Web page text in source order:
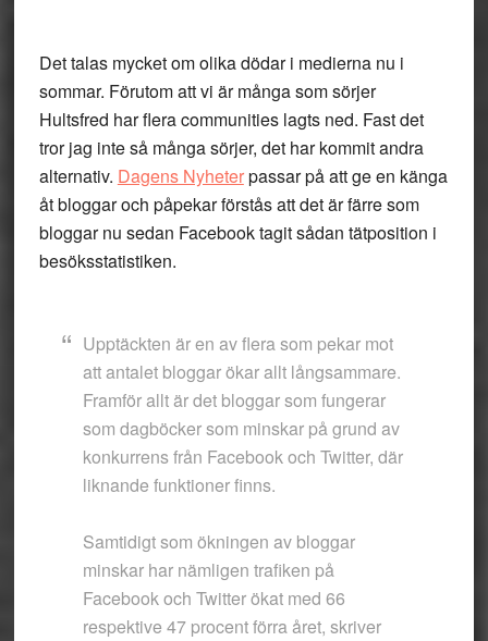
Det talas mycket om olika dödar i medierna nu i
sommar. Förutom att vi är många som sörjer
Hultsfred har flera communities lagts ned. Fast det
tror jag inte så många sörjer, det har kommit andra
alternativ. Dagens Nyheterpassar på att ge en känga
åt bloggar och påpekar förstås att det är färre som
bloggar nu sedan Facebook tagit sådan tätposition i
besöksstatistiken.
Upptäckten är en av flera som pekar mot
att antalet bloggar ökar allt långsammare.
Framför allt är det bloggar som fungerar
som dagböcker som minskar på grund av
konkurrens från Facebook och Twitter, där
liknande funktioner finns.
Samtidigt som ökningen av bloggar
minskar har nämligen trafiken på
Facebook och Twitter ökat med 66
respektive 47 procent förra året, skriver